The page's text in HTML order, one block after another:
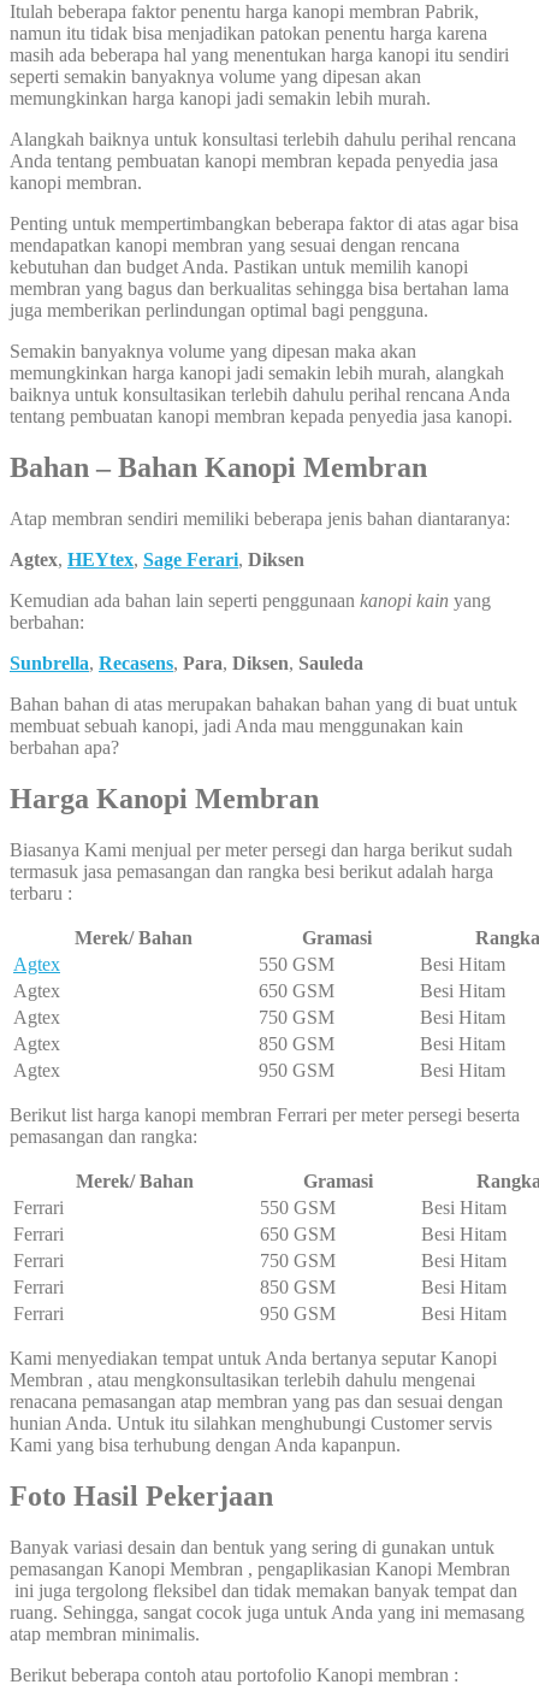
Itulah beberapa faktor penentu harga kanopi membran Pabrik,
namun itu tidak bisa menjadikan patokan penentu harga karena
masih ada beberapa hal yang menentukan harga kanopi itu sendiri
seperti semakin banyaknya volume yang dipesan akan
memungkinkan harga kanopi jadi semakin lebih murah.
Alangkah baiknya untuk konsultasi terlebih dahulu perihal rencana
Anda tentang pembuatan kanopi membran kepada penyedia jasa
kanopi membran.
Penting untuk mempertimbangkan beberapa faktor di atas agar bisa
mendapatkan kanopi membran yang sesuai dengan rencana
kebutuhan dan budget Anda. Pastikan untuk memilih kanopi
membran yang bagus dan berkualitas sehingga bisa bertahan lama
juga memberikan perlindungan optimal bagi pengguna.
Semakin banyaknya volume yang dipesan maka akan
memungkinkan harga kanopi jadi semakin lebih murah, alangkah
baiknya untuk konsultasikan terlebih dahulu perihal rencana Anda
tentang pembuatan kanopi membran kepada penyedia jasa kanopi.
Bahan – Bahan Kanopi Membran
Atap membran sendiri memiliki beberapa jenis bahan diantaranya:
Agtex, HEYtex, Sage Ferari, Diksen
Kemudian ada bahan lain seperti penggunaan kanopi kain yang
berbahan:
Sunbrella, Recasens, Para, Diksen, Sauleda
Bahan bahan di atas merupakan bahakan bahan yang di buat untuk
membuat sebuah kanopi, jadi Anda mau menggunakan kain
berbahan apa?
Harga Kanopi Membran
Biasanya Kami menjual per meter persegi dan harga berikut sudah
termasuk jasa pemasangan dan rangka besi berikut adalah harga
terbaru :
Merek/ Bahan Gramasi
Rangka
Agtex
550 GSM
Besi Hitam
Agtex
650 GSM
Besi Hitam
Agtex
750 GSM
Besi Hitam
Agtex
850 GSM
Besi Hitam
Agtex
950 GSM Besi Hitam
Berikut list harga kanopi membran Ferrari per meter persegi beserta
pemasangan dan rangka:
Merek/ Bahan Gramasi
Ferrari
550 GSM
Besi Hitam
Ferrari
650 GSM
Besi Hitam
Ferrari
750 GSM
Besi Hitam
Ferrari
850 GSM
Besi Hitam
Ferrari
950 GSM Besi Hitam
Kami menyediakan tempat untuk Anda bertanya seputar Kanopi
Membran , atau mengkonsultasikan terlebih dahulu mengenai
renacana pemasangan atap membran yang pas dan sesuai dengan
hunian Anda. Untuk itu silahkan menghubungi Customer servis
Kami yang bisa terhubung dengan Anda kapanpun.
Foto Hasil Pekerjaan
Banyak variasi desain dan bentuk yang sering di gunakan untuk
pemasangan Kanopi Membran , pengaplikasian Kanopi Membran
ini juga tergolong fleksibel dan tidak memakan banyak tempat dan
ruang. Sehingga, sangat cocok juga untuk Anda yang ini memasang
atap membran minimalis.
Berikut beberapa contoh atau portofolio Kanopi membran :